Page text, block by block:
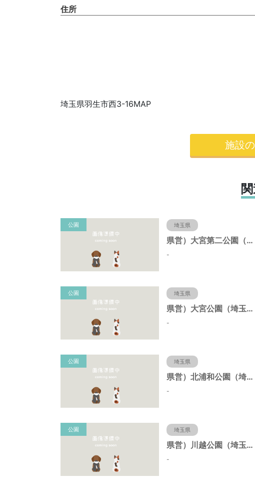
住所
埼玉県羽生市西3-16MAP
施設
公園 埼玉県
県営）大宮第二公園（埼玉県さいたま市）
-
公園 埼玉県
県営）大宮公園（埼玉県さいたま市）
-
公園 埼玉県
県営）北浦和公園（埼玉県さいたま市）
-
公園 埼玉県
県営）川越公園（埼玉県川越市）
-